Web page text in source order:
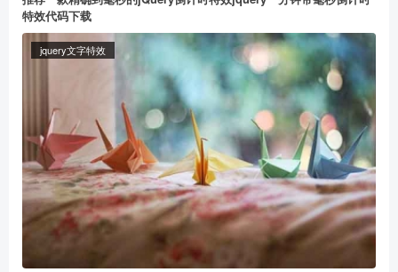
2元 5 元 10元
元 50 元 自定义
特效代码下载
jquery文字特效